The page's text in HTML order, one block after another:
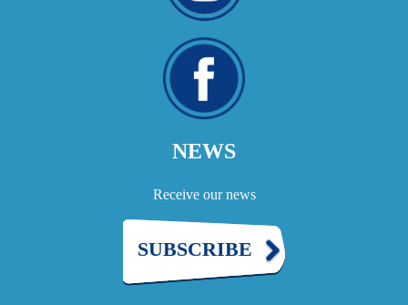
NEWS
Receive our news
SUBSCRIBE